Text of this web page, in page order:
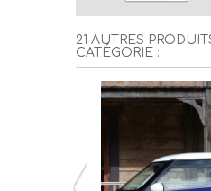
21 AUTRES
CATÉGORIE :